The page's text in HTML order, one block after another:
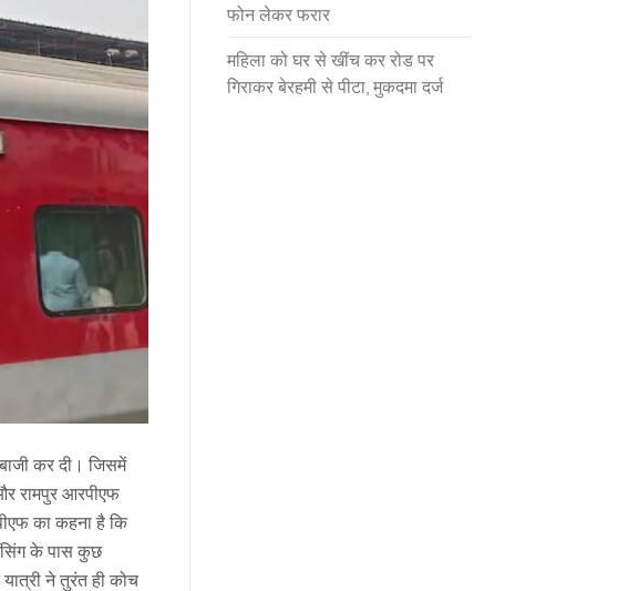
कर दी। जिसमें
रामपुर आरपीएफ
का कहना है कि
के पास कुछ
ने तुरंत ही कोच
फोन लेकर फरार
महिला को घर से खींच कर रोड पर
गिराकर बेरहमी से पीटा, मुकदमा दर्ज